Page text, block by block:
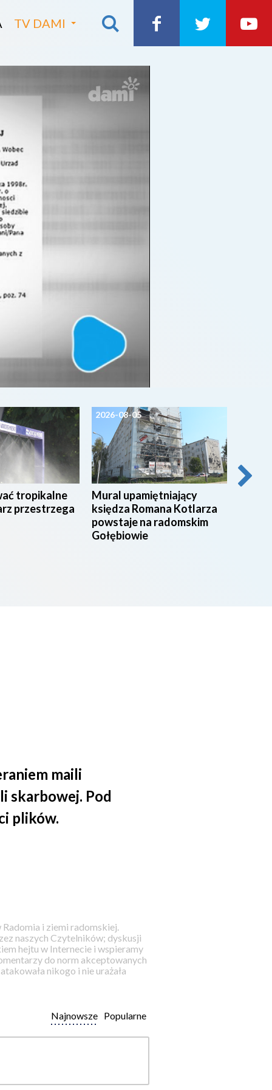
TV DAMI
tropikalne
przestrzega
2026-08-05
Mural upamiętniający
księdza Romana Kotlarza
powstaje na radomskim
Gołębiowie
maili
skarbowej. Pod
plików.
i ziemi radomskiej.
naszych Czytelników; dyskusji
hejtu w Internecie i wspieramy
do norm akceptowanych
nikogo i nie urażała
Popularne
Najnowsze